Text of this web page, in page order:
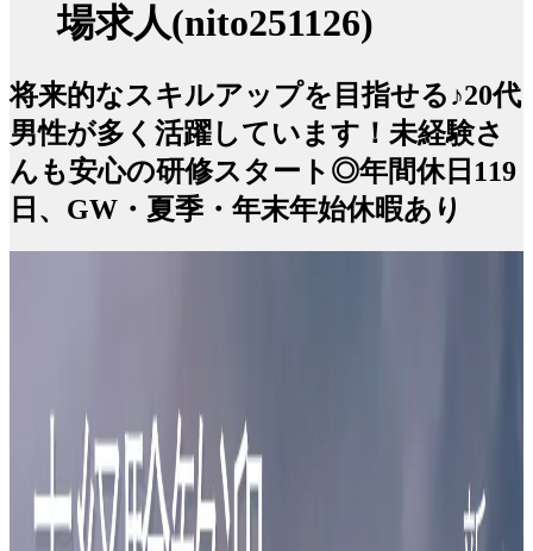
場求人(nito251126)
将来的なスキルアップを目指せる♪20代
男性が多く活躍しています！未経験さ
んも安心の研修スタート◎年間休日119
日、GW・夏季・年末年始休暇あり